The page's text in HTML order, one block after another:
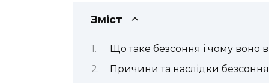
Зміст
Що таке безсоння і чому воно
Причини та наслідки безсоння